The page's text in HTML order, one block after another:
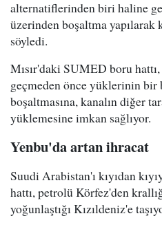
alternatiflerinden biri haline
üzerinden boşaltma
söyledi.
Mısır'daki SUMED boru
geçmeden önce yüklerinin
boşaltmasına, kanalın diğer
yüklemesine imkan sağlıyor.
Yenbu'da artan ihracat
Suudi Arabistan'ı kıyıdan
hattı, petrolü Körfez'den
yoğunlaştığı Kızıldeniz'e